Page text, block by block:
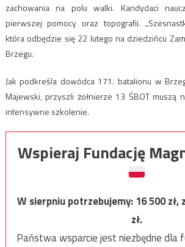
zachowania na polu walki. Kandydaci
pierwszej pomocy oraz topografii.
która odbędzie się 22 lutego na dziedzińcu
Brzegu.
Jak podkreśla dowódca 171. batalionu w
Majewski, przyszli żołnierze 13 ŚBOT muszą
intensywne szkolenie.
Wspieraj Fundację
W sierpniu potrzebujemy:16 500zł,
zł.
Państwa wsparcie jest niezbędne dla